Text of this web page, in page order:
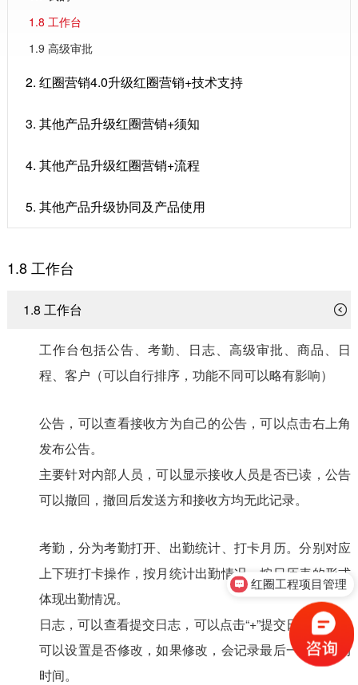
1.8 工作台
1.9 高级审批
2. 红圈营销4.0升级红圈营销+技术支持
3. 其他产品升级红圈营销+须知
4. 其他产品升级红圈营销+流程
5. 其他产品升级协同及产品使用
1.8 工作台
1.8 工作台
工作台包括公告、考勤、日志、高级审批、商品、日
程、客户（可以自行排序，功能不同可以略有影响）
公告，可以查看接收方为自己的公告，可以点击右上角
发布公告。
主要针对内部人员，可以显示接收人员是否已读，公告
可以撤回，撤回后发送方和接收方均无此记录。
考勤，分为考勤打开、出勤统计、打卡月历。分别对应
上下班打卡操作，按月统计出勤情况，按日历表的形式
体现出勤情况。
日志，可以查看提交日志，可以点击“+”提交日志。日志
可以设置是否修改，如果修改，会记录最后一次修改的
时间。
红圈工程项目管理